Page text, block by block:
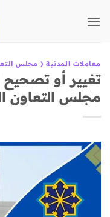
للمحتوى
معاملات المدنية ( مجلس
تغيير أو
مجلس التعاون